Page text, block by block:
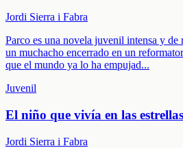
Jordi Sierra i Fabra
Parco es una novela juvenil intensa y de
un muchacho encerrado en un
que el mundo ya lo ha empujad...
Juvenil
El niño que vivía en las estrellas
Jordi Sierra i Fabra